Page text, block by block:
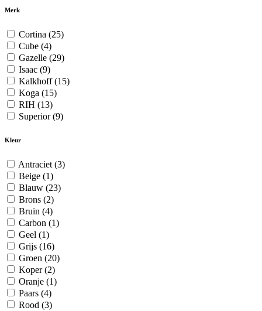
Merk
Cortina (25)
Cube (4)
Gazelle (29)
Isaac (9)
Kalkhoff(15)
Koga (15)
RIH (13)
Superior(9)
Kleur
Antraciet (3)
Beige (1)
Blauw (23)
Brons (2)
Bruin (4)
Carbon (1)
Geel (1)
Grijs (16)
Groen (20)
Koper(2)
Oranje (1)
Paars (4)
Rood (3)